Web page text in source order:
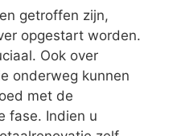
getroffen zijn,
opgestart worden.
Ook over
onderweg kunnen
met de
fase. Indien u